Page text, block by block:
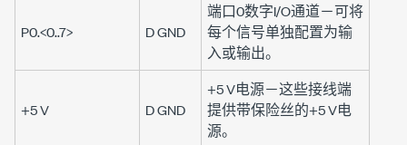
P0.<0..7> D GND
端口0数字I/O通道－可将
每个信号单独配置为输
入或输出。
+5 V D GND
+5 V电源－这些接线端
提供带保险丝的+5 V电
源。